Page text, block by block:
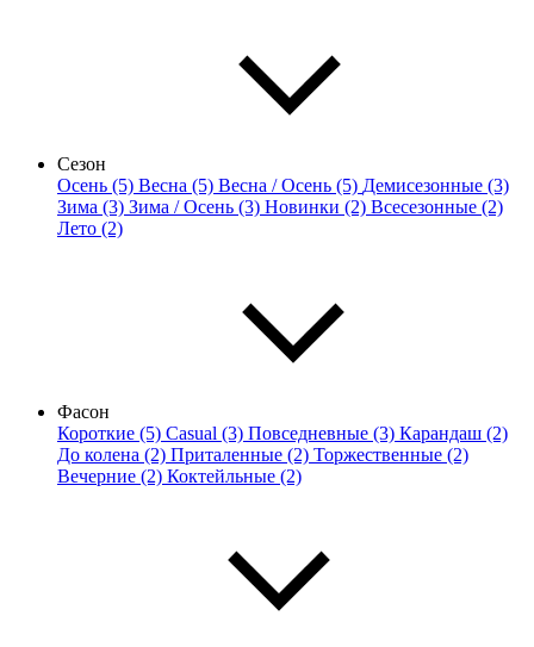
Сезон
Осень (5) Весна (5) Весна / Осень (5) Демисезонные (3)
Зима (3) Зима / Осень (3) Новинки (2) Всесезонные (2)
Лето (2)
Фасон
Короткие (5) Casual (3) Повседневные (3) Карандаш (2)
До колена (2) Приталенные (2) Торжественные (2)
Вечерние (2) Коктейльные (2)